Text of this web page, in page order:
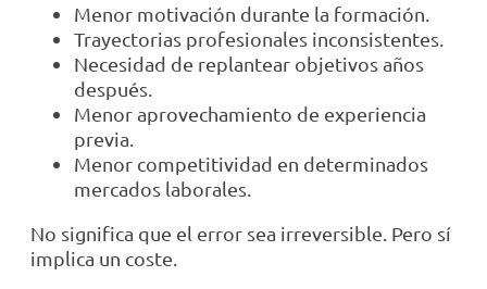
Menor motivación durante la formación.
Trayectorias profesionales inconsistentes.
Necesidad de replantear objetivos años
después.
Menor aprovechamiento de experiencia
previa.
Menor competitividad en determinados
mercados laborales.
No significa que el error sea irreversible. Pero sí
implica un coste.